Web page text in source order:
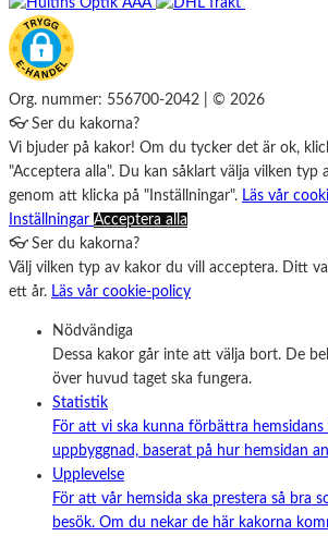
Org. nummer: 556700-2042 | © 2026
👓 Ser du kakorna?
Vi bjuder på kakor! Om du tycker det är ok,
"Acceptera alla". Du kan såklart välja vilken typ
genom att klicka på "Inställningar". Läs vår
Inställningar Acceptera alla
👓 Ser du kakorna?
Välj vilken typ av kakor du vill acceptera. Ditt
ett år. Läs vår cookie-policy
Nödvändiga
Dessa kakor går inte att välja bort. De
över huvud taget ska fungera.
Statistik
För att vi ska kunna förbättra
uppbyggnad, baserat på hur hemsidan
Upplevelse
För att vår hemsida ska prestera så bra
besök. Om du nekar de här kakorna